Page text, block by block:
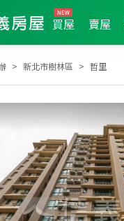
買屋 賣屋
新北市樹林區 哲里